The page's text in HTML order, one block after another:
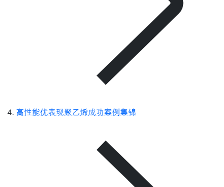
高性能优表现聚乙烯成功案例集锦